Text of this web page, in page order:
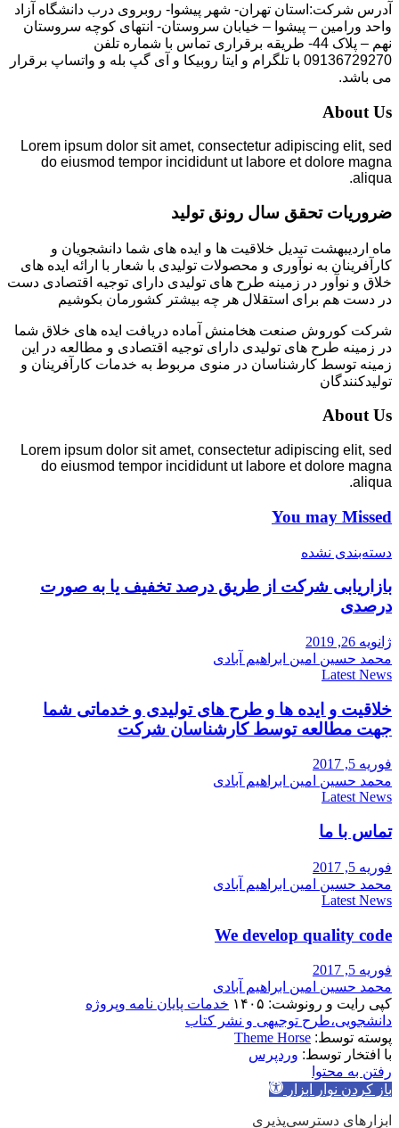
آدرس شرکت:استان تهران- شهر پیشوا- روبروی درب دانشگاه آزاد
واحد ورامین – پیشوا – خیابان سروستان- انتهای کوچه سروستان
نهم – پلاک 44- طریقه برقراری تماس با شماره تلفن
09136729270 با تلگرام و ایتا روبیکا و آی گپ بله و واتساپ برقرار
می باشد.
About Us
Lorem ipsum dolor sit amet, consectetur adipiscing elit, sed
do eiusmod tempor incididunt ut labore et dolore magna
aliqua.
ضروریات تحقق سال رونق تولید
ماه اردیبهشت تبدیل خلاقیت ها و ایده های شما دانشجویان و
کارآفرینان به نوآوری و محصولات تولیدی با شعار با ارائه ایده های
خلاق و نوآور در زمینه طرح های تولیدی دارای توجیه اقتصادی دست
در دست هم برای استقلال هر چه بیشتر کشورمان بکوشیم
شرکت کوروش صنعت هخامنش آماده دریافت ایده های خلاق شما
در زمینه طرح های تولیدی دارای توجیه اقتصادی و مطالعه در این
زمینه توسط کارشناسان در منوی مربوط به خدمات کارآفرینان و
تولیدکنندگان
About Us
Lorem ipsum dolor sit amet, consectetur adipiscing elit, sed
do eiusmod tempor incididunt ut labore et dolore magna
aliqua.
You may Missed
دسته‌بندی نشده
بازاریابی شرکت از طریق درصد تخفیف یا به صورت
درصدی
ژانویه 26, 2019
محمد حسین امین ابراهیم آبادی
Latest News
خلاقیت و ایده ها و طرح های تولیدی و خدماتی شما
جهت مطالعه توسط کارشناسان شرکت
فوریه 5, 2017
محمد حسین امین ابراهیم آبادی
Latest News
تماس با ما
فوریه 5, 2017
محمد حسین امین ابراهیم آبادی
Latest News
We develop quality code
فوریه 5, 2017
محمد حسین امین ابراهیم آبادی
کپی رایت و رونوشت: ۱۴۰۵
خدمات پایان نامه وپروژه
دانشجویی،طرح توجیهی و نشر کتاب
پوسته توسط: Theme Horse
با افتخار توسط: وردپرس
رفتن به محتوا
باز کردن نوار ابزار
ابزارهای دسترسی‌پذیری